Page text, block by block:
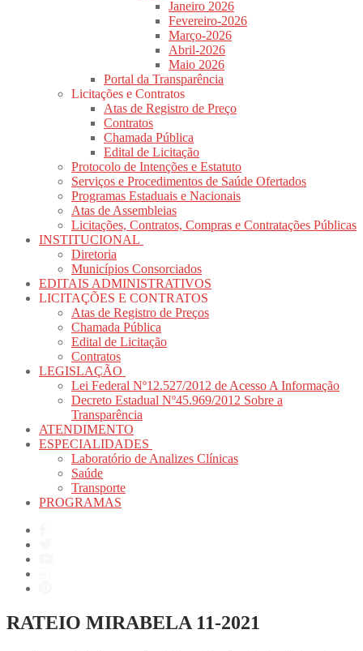
Janeiro 2026
Fevereiro-2026
Março-2026
Abril-2026
Maio 2026
Portal da Transparência
Licitações e Contratos
Atas de Registro de Preço
Contratos
Chamada Pública
Edital de Licitação
Protocolo de Intenções e Estatuto
Serviços e Procedimentos de Saúde Ofertados
Programas Estaduais e Nacionais
Atas de Assembleias
Licitações, Contratos, Compras e Contratações Públicas
INSTITUCIONAL
Diretoria
Municípios Consorciados
EDITAIS ADMINISTRATIVOS
LICITAÇÕES E CONTRATOS
Atas de Registro de Preços
Chamada Pública
Edital de Licitação
Contratos
LEGISLAÇÃO
Lei Federal Nº12.527/2012 de Acesso A Informação
Decreto Estadual Nº45.969/2012 Sobre a
Transparência
ATENDIMENTO
ESPECIALIDADES
Laboratório de Analizes Clínicas
Saúde
Transporte
PROGRAMAS
RATEIO MIRABELA 11-2021